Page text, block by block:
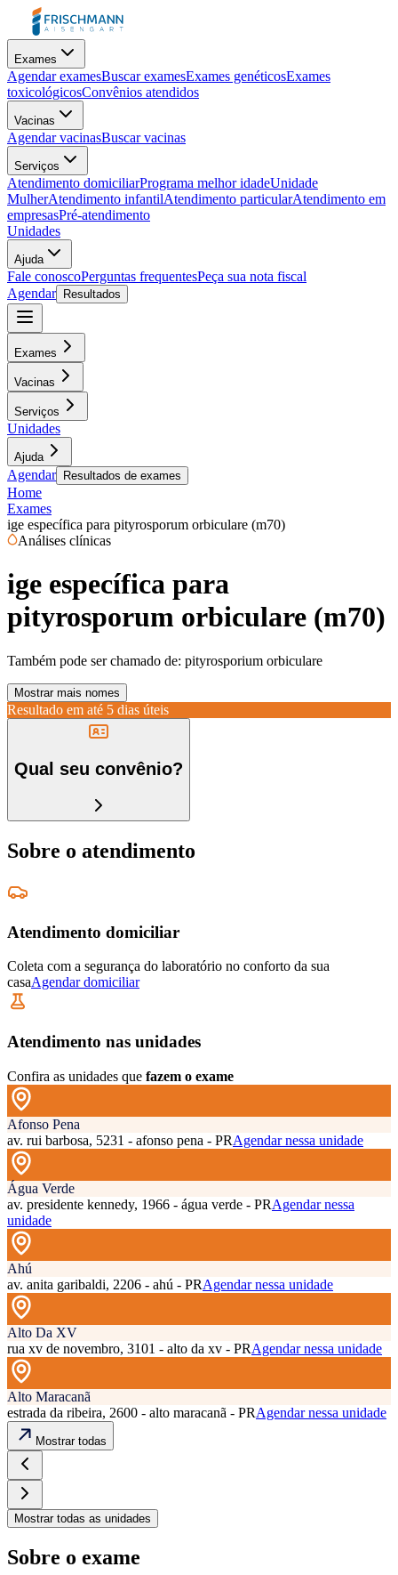
Exames
Agendar examesBuscar examesExames genéticosExames
toxicológicosConvênios atendidos
Vacinas
Agendar vacinasBuscar vacinas
Serviços
Atendimento domiciliarPrograma melhor idadeUnidade
MulherAtendimento infantilAtendimento particularAtendimento em
empresasPré-atendimento
Unidades
Ajuda
Fale conoscoPerguntas frequentesPeça sua nota fiscal
Agendar
Resultados
Exames
Vacinas
Serviços
Unidades
Ajuda
Agendar Resultados de exames
Home
Exames
ige específica para pityrosporum orbiculare (m70)
Análises clínicas
ige específica para
pityrosporum orbiculare (m70)
Também pode ser chamado de: pityrosporium orbiculare
Mostrar mais nomes
Resultado em até 5 dias úteis
Qual seu convênio?
Sobre o atendimento
Atendimento domiciliar
Coleta com a segurança do laboratório no conforto da sua
casaAgendar domiciliar
Atendimento nas unidades
Confira as unidades que fazem o exame
Afonso Pena
av. rui barbosa, 5231 - afonso pena - PRAgendar nessa unidade
Água Verde
av. presidente kennedy, 1966 - água verde - PRAgendar nessa
unidade
Ahú
av. anita garibaldi, 2206 - ahú - PRAgendar nessa unidade
Alto Da XV
rua xv de novembro, 3101 - alto da xv - PRAgendar nessa unidade
Alto Maracanã
estrada da ribeira, 2600 - alto maracanã - PRAgendar nessa unidade
Mostrar todas
Mostrar todas as unidades
Sobre o exame